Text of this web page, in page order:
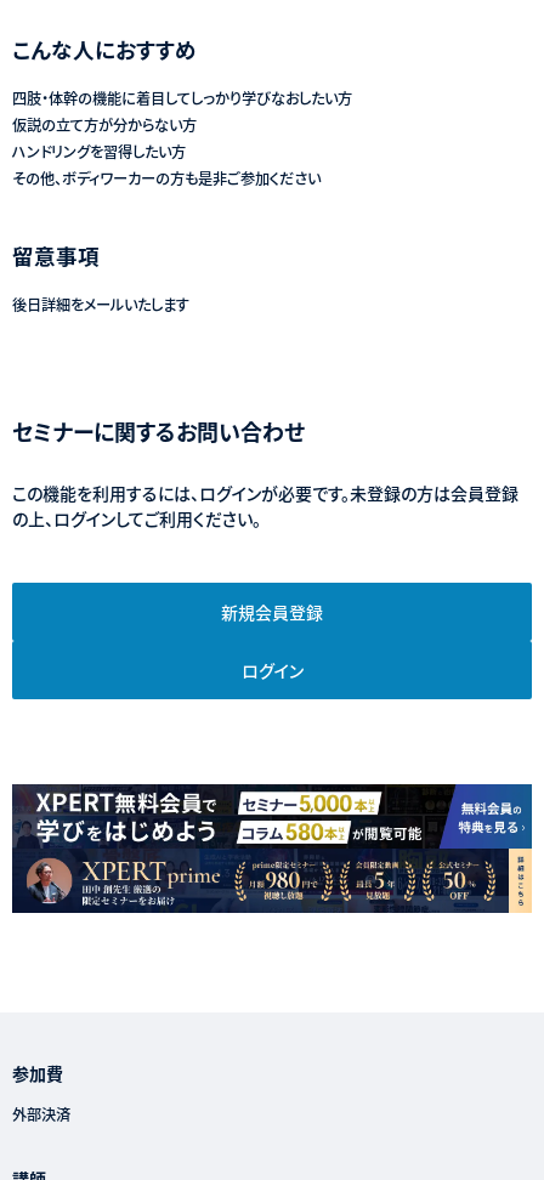
参加費
外部決済
こんな人におすすめ
四肢・体幹の機能に着目してしっかり学びなおしたい方
仮説の立て方が分からない方
ハンドリングを習得したい方
その他、ボディワーカーの方も是非ご参加ください
留意事項
後日詳細をメールいたします
セミナーに関するお問い合わせ
この機能を利用するには、ログインが必要です。未登録の方は会員登録
の上、ログインしてご利用ください。
新規会員登録
ログイン